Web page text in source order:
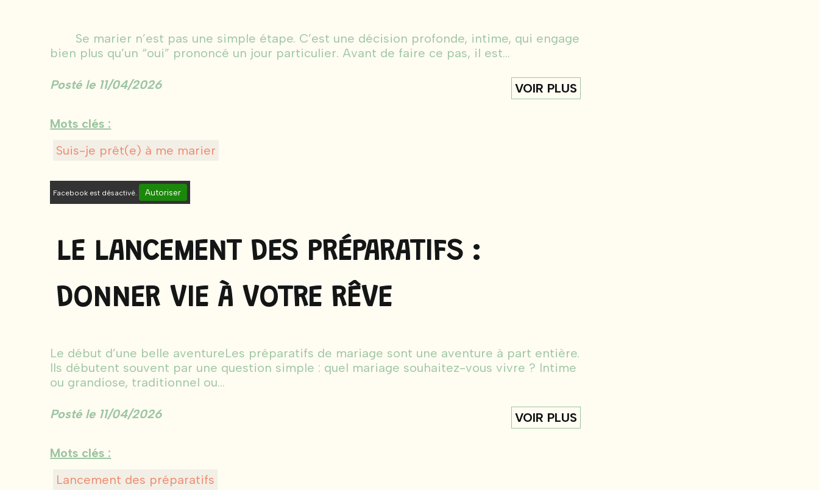
Se marier n’est pas une simple étape. C’est une décision profonde, intime, qui engage
bien plus qu’un “oui” prononcé un jour particulier. Avant de faire ce pas, il est...
Posté le 11/04/2026 VOIR PLUS
Mots clés :
Suis-je prêt(e) à me marier
Facebook est désactivé. Autoriser
LE LANCEMENT DES PRÉPARATIFS :
DONNER VIE À VOTRE RÊVE
Le début d’une belle aventureLes préparatifs de mariage sont une aventure à part entière.
Ils débutent souvent par une question simple : quel mariage souhaitez-vous vivre ? Intime
ou grandiose, traditionnel ou...
Posté le 11/04/2026 VOIR PLUS
Mots clés :
Lancement des préparatifs